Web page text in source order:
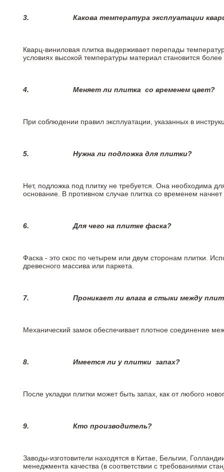
3. Какова температура эксплуатации
Кварц-виниловая плитка выдерживает перепады
условиях высокой температуры материал становится
4. Меняет ли плитка со временем цвет?
При соблюдении правил эксплуатации, указанных в
5. Нужна ли подложка для плитки?
Нет, подложка под плитку не требуется. Она необходима
основание. В противном случае плитка со временем
6.Для чего на плитке фаска?
Фаска - это скос по четырем или двум сторонам плитки.
древесного массива или паркета.
7. Проникает ли влага в стыки между
Механический замок обеспечивает плотное соединение
8. Имеется ли у плитки запах?
После укладки плитки может быть запах, как от любого
9. Кто производитель?
Заводы-изготовители находятся в Китае, Бельгии,
менеджмента качества (в соответствии с требованиями